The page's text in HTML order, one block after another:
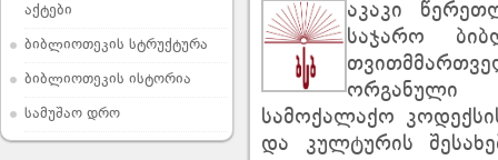
აქტები
ბიბლიოთეკის სტრუქტურა
ბიბლიოთეკის ისტორია
სამუშაო დრო
აკაკი
საჯარო
სამოქალაქო
და კულტურის